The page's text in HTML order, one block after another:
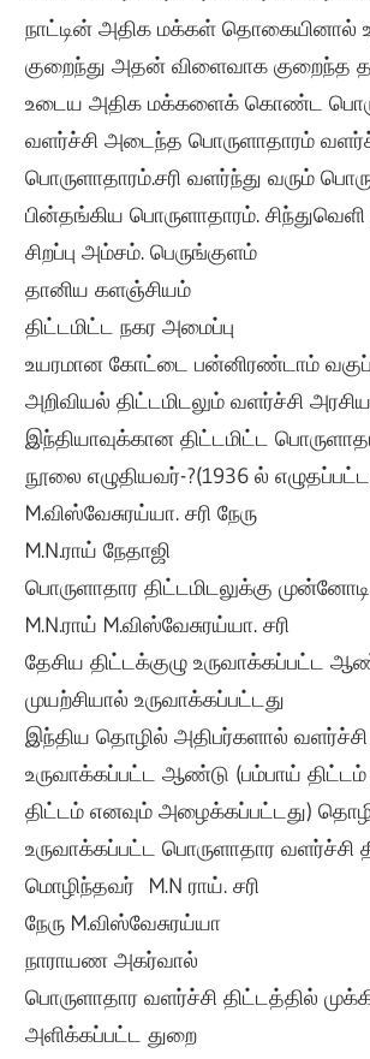
நாட்டின் அதிக மக்கள் தொகையினால்
குறைந்து அதன் விளைவாக குறைந்த
உடைய அதிக மக்களைக் கொண்ட
வளர்ச்சி அடைந்த பொருளாதாரம்
பொருளாதாரம்.சரிவளர்ந்து வரும்
பின்தங்கிய பொருளாதாரம்.
சிறப்பு அம்சம். பெருங்குளம்
தானிய களஞ்சியம்
திட்டமிட்ட நகர அமைப்பு
உயரமான கோட்டை பன்னிரண்டாம்
அறிவியல் திட்டமிடலும் வளர்ச்சி
இந்தியாவுக்கான திட்டமிட்ட
நூலை எழுதியவர்-?(1936 ல்
M.விஸ்வேசுரய்யா. சரி நேரு
M.N.ராய் நேதாஜி
பொருளாதார திட்டமிடலுக்கு முன்னோடி
M.N.ராய் M.விஸ்வேசுரய்யா. சரி
தேசிய திட்டக்குழு உருவாக்கப்பட்ட
முயற்சியால் உருவாக்கப்பட்டது
இந்திய தொழில் அதிபர்களால் வளர்ச்சி
உருவாக்கப்பட்ட ஆண்டு (பம்பாய்
திட்டம் எனவும் அழைக்கப்பட்டது)
உருவாக்கப்பட்ட பொருளாதார வளர்ச்சி
மொழிந்தவர் M.N ராய். சரி
நேரு M.விஸ்வேசுரய்யா
நாராயண அகர்வால்
பொருளாதார வளர்ச்சி திட்டத்தில்
அளிக்கப்பட்ட துறை